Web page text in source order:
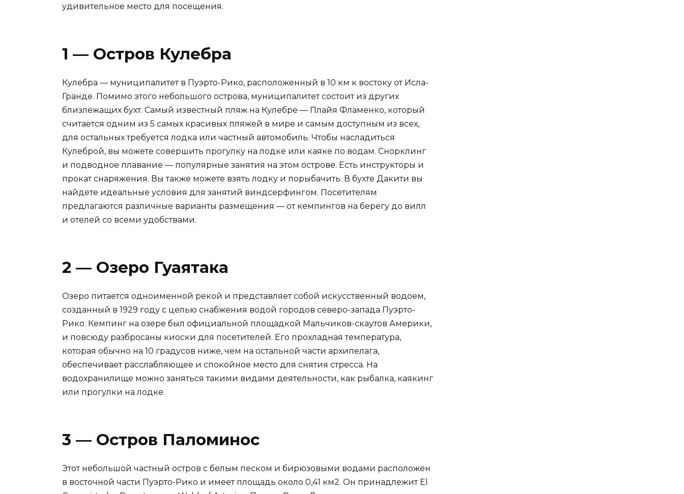
удивительное место для посещения.
1 — Остров Кулебра
Кулебра — муниципалитет в Пуэрто-Рико, расположенный в 10 км к востоку от Исла-
Гранде. Помимо этого небольшого острова, муниципалитет состоит из других
близлежащих бухт. Самый известный пляж на Кулебре — Плайя Фламенко, который
считается одним из 5 самых красивых пляжей в мире и самым доступным из всех,
для остальных требуется лодка или частный автомобиль. Чтобы насладиться
Кулеброй, вы можете совершить прогулку на лодке или каяке по водам. Снорклинг
и подводное плавание — популярные занятия на этом острове. Есть инструкторы и
прокат снаряжения. Вы также можете взять лодку и порыбачить. В бухте Дакити вы
найдете идеальные условия для занятий виндсерфингом. Посетителям
предлагаются различные варианты размещения — от кемпингов на берегу до вилл
и отелей со всеми удобствами.
2 — Озеро Гуаятака
Озеро питается одноименной рекой и представляет собой искусственный водоем,
созданный в 1929 году с целью снабжения водой городов северо-запада Пуэрто-
Рико. Кемпинг на озере был официальной площадкой Мальчиков-скаутов Америки,
и повсюду разбросаны киоски для посетителей. Его прохладная температура,
которая обычно на 10 градусов ниже, чем на остальной части архипелага,
обеспечивает расслабляющее и спокойное место для снятия стресса. На
водохранилище можно заняться такими видами деятельности, как рыбалка, каякинг
или прогулки на лодке.
3 — Остров Паломинос
Этот небольшой частный остров с белым песком и бирюзовыми водами расположен
в восточной части Пуэрто-Рико и имеет площадь около 0,41 км2. Он принадлежит El